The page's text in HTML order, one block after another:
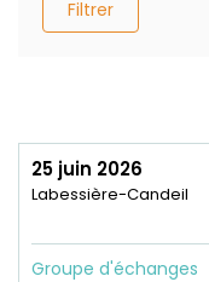
Filtrer
25 juin 2026
Labessière-Candeil
Groupe d'échanges